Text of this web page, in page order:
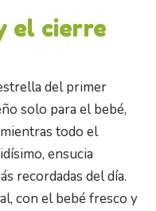
el cierre
del primer
solo para el bebé,
todo el
ensucia
recordadas del día.
con el bebé fresco y